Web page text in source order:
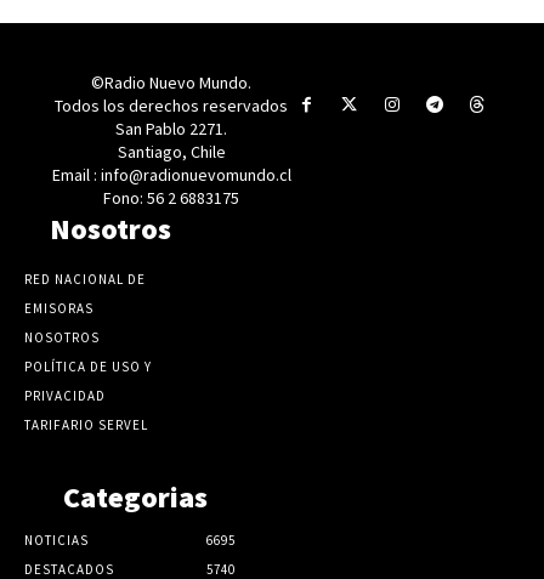
©Radio Nuevo Mundo.
Todos los derechos reservados
San Pablo 2271.
Santiago, Chile
Email : info@radionuevomundo.cl
Fono: 56 2 6883175
Nosotros
RED NACIONAL DE
EMISORAS
NOSOTROS
POLÍTICA DE USO Y
PRIVACIDAD
TARIFARIO SERVEL
Categorias
NOTICIAS
6695
DESTACADOS
5740